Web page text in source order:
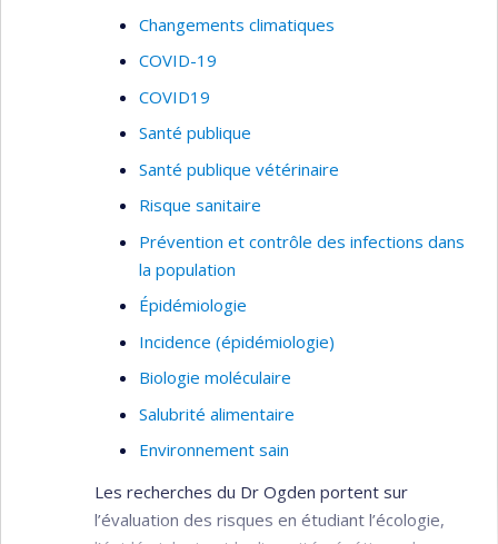
Changements climatiques
COVID-19
COVID19
Santé publique
Santé publique vétérinaire
Risque sanitaire
Prévention et contrôle des infections dans
la population
Épidémiologie
Incidence (épidémiologie)
Biologie moléculaire
Salubrité alimentaire
Environnement sain
Les recherches du Dr Ogden portent sur
l’évaluation des risques en étudiant l’écologie,